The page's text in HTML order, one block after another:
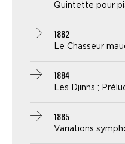
Quintette pour
1882
Le Chasseur
1884
Les Djinns ;
1885
Variations